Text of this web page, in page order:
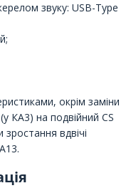
звуку: USB-Type
окрім заміни
КА3) на подвійний CS
вдвічі